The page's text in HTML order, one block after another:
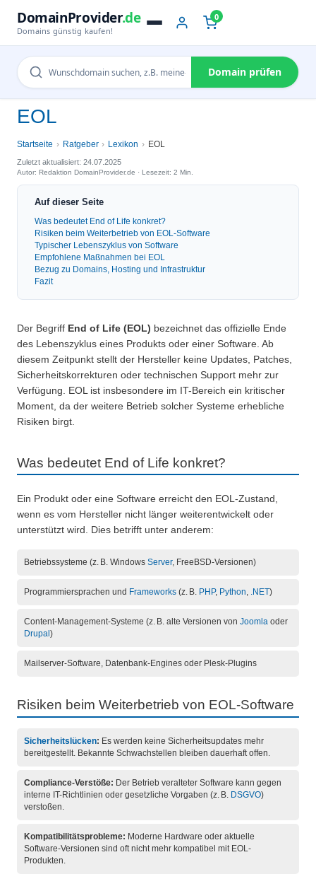
DomainProvider.de
Domains günstig kaufen!
0
Domain prüfen
EOL
Startseite Ratgeber Lexikon EOL
Zuletzt aktualisiert: 24.07.2025
Autor: Redaktion DomainProvider.de · Lesezeit: 2 Min.
Auf dieser Seite
Was bedeutet End of Life konkret?
Risiken beim Weiterbetrieb von EOL-Software
Typischer Lebenszyklus von Software
Empfohlene Maßnahmen bei EOL
Bezug zu Domains, Hosting und Infrastruktur
Fazit
Der Begriff End of Life (EOL) bezeichnet das offizielle Ende
des Lebenszyklus eines Produkts oder einer Software. Ab
diesem Zeitpunkt stellt der Hersteller keine Updates, Patches,
Sicherheitskorrekturen oder technischen Support mehr zur
Verfügung. EOL ist insbesondere im IT-Bereich ein kritischer
Moment, da der weitere Betrieb solcher Systeme erhebliche
Risiken birgt.
Was bedeutet End of Life konkret?
Ein Produkt oder eine Software erreicht den EOL-Zustand,
wenn es vom Hersteller nicht länger weiterentwickelt oder
unterstützt wird. Dies betrifft unter anderem:
Betriebssysteme (z. B. Windows Server, FreeBSD-Versionen)
Programmiersprachen und Frameworks (z. B. PHP, Python, .NET)
Content-Management-Systeme (z. B. alte Versionen von Joomla oder
Drupal )
Mailserver-Software, Datenbank-Engines oder Plesk-Plugins
Risiken beim Weiterbetrieb von EOL-Software
Sicherheitslücken: Es werden keine Sicherheitsupdates mehr
bereitgestellt. Bekannte Schwachstellen bleiben dauerhaft offen.
Compliance-Verstöße: Der Betrieb veralteter Software kann gegen
interne IT-Richtlinien oder gesetzliche Vorgaben (z. B. DSGVO)
verstoßen.
Kompatibilitätsprobleme: Moderne Hardware oder aktuelle
Software-Versionen sind oft nicht mehr kompatibel mit EOL-
Produkten.